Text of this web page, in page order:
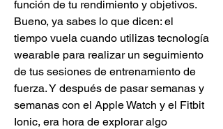
función de tu rendimiento y objetivos.
Bueno, ya sabes lo que dicen: el
tiempo vuela cuando utilizas tecnología
wearable para realizar un seguimiento
de tus sesiones de entrenamiento de
fuerza. Y después de pasar semanas y
semanas con el Apple Watch y el Fitbit
Ionic, era hora de explorar algo